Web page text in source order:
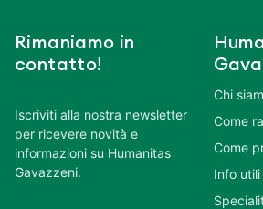
Rimaniamo in
contatto!
Iscriviti alla nostra newsletter
per ricevere novità e
informazioni su Humanitas
Gavazzeni.
Chi
Come
Come
Info utili